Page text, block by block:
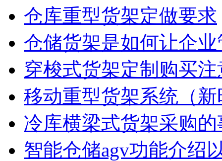
仓库重型货架定做要求
仓储货架是如何让企
穿梭式货架定制购买
移动重型货架系统（
冷库横梁式货架采购
智能仓储agv功能介绍